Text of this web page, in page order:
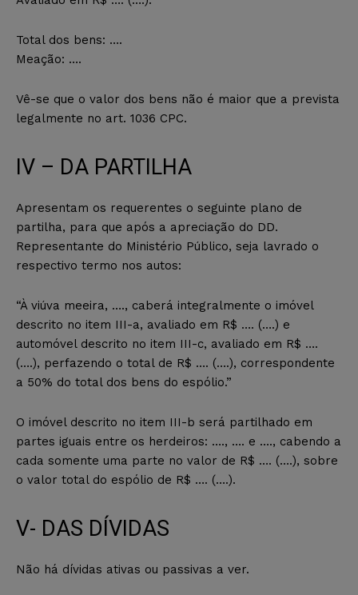
Total dos bens: ….
Meação: ….
Vê-se que o valor dos bens não é maior que a prevista
legalmente no art. 1036 CPC.
IV – DA PARTILHA
Apresentam os requerentes o seguinte plano de
partilha, para que após a apreciação do DD.
Representante do Ministério Público, seja lavrado o
respectivo termo nos autos:
“À viúva meeira, …., caberá integralmente o imóvel
descrito no item III-a, avaliado em R$ …. (….) e
automóvel descrito no item III-c, avaliado em R$ ….
(….), perfazendo o total de R$ …. (….), correspondente
a 50% do total dos bens do espólio.”
O imóvel descrito no item III-b será partilhado em
partes iguais entre os herdeiros: …., …. e …., cabendo a
cada somente uma parte no valor de R$ …. (….), sobre
o valor total do espólio de R$ …. (….).
V- DAS DÍVIDAS
Não há dívidas ativas ou passivas a ver.